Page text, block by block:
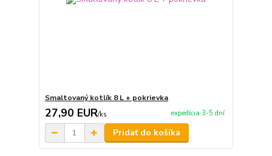
Smaltovaný kotlík 8 L + pokrievka
27,90 EUR/ks expedícia 3-5 dní
Pridať do košíka